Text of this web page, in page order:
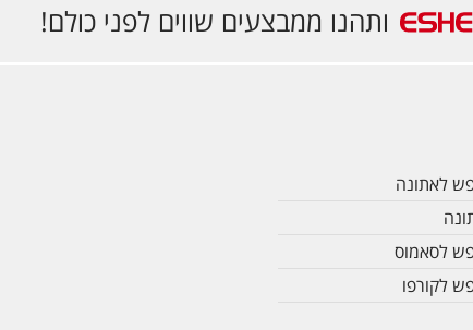
ותהנו ממבצעים שווים לפני כולם!
לאתונה
לסאמוס
לקורפו